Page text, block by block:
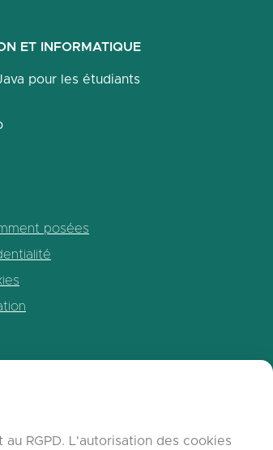
ET INFORMATIQUE
pour les étudiants
posées
RGPD. L'autorisation des cookies